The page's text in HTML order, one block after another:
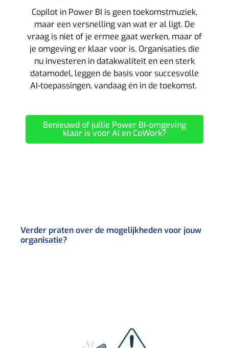
Copilot in Power BI is geen toekomstmuziek,
maar een versnelling van wat er al ligt. De
vraag is niet of je ermee gaat werken, maar of
je omgeving er klaar voor is. Organisaties die
nu investeren in datakwaliteit en een sterk
datamodel, leggen de basis voor succesvolle
AI-toepassingen, vandaag én in de toekomst.
Benieuwd of jullie Power BI-omgeving
klaar is voor AI en CoWork?
Verder praten over de mogelijkheden voor jouw
organisatie?